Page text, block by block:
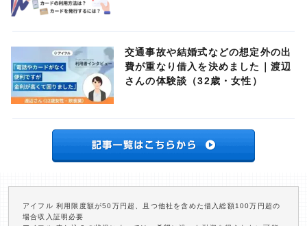
交通事故や結婚式などの想定外の出
費が重なり借入を決めました｜渡辺
さんの体験談（32歳・女性）
アイフル 利用限度額が50万円超、且つ他社を含めた借入総額100万円超の
場合収入証明必要